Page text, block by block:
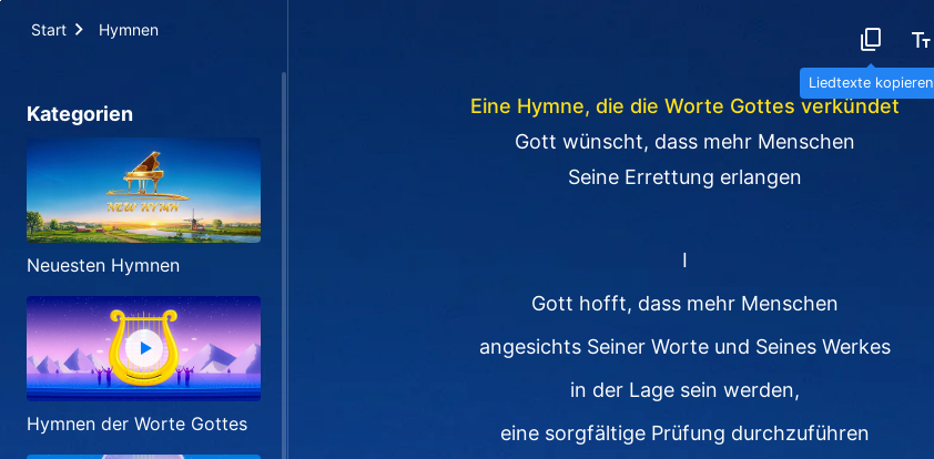
Start Hymnen
Liedtexte kopieren
Kategorien
Neuesten Hymnen
Hymnen der Worte Gottes
Eine Hymne, die die Worte Gottes verkündet
Gott wünscht, dass mehr Menschen
Seine Errettung erlangen
I
Gott hofft, dass mehr Menschen
angesichts Seiner Worte und Seines Werkes
in der Lage sein werden,
eine sorgfältige Prüfung durchzuführen